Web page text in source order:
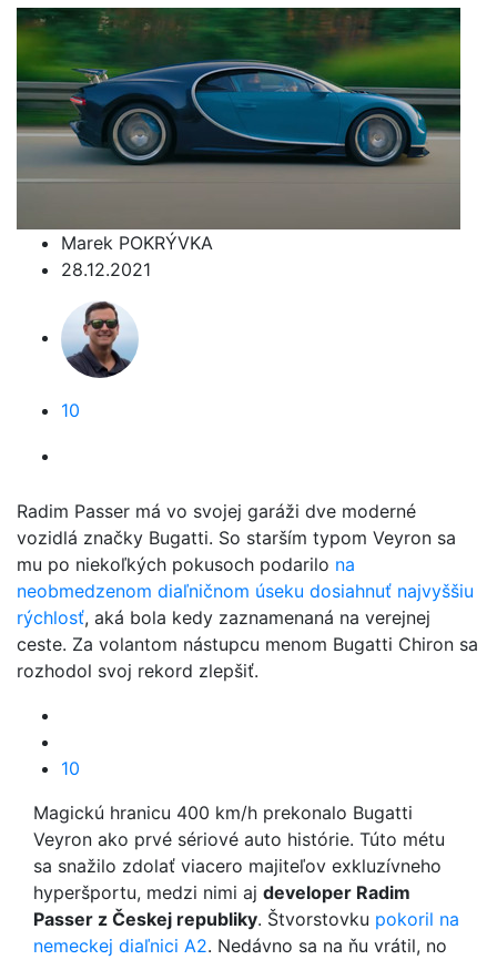
Marek POKRÝVKA
28.12.2021
10
Radim Passer má vo svojej garáži dve moderné
vozidlá značky Bugatti. So starším typom Veyron sa
mu po niekoľkých pokusoch podarilo na
neobmedzenom diaľničnom úseku dosiahnuť najvyššiu
rýchlosť, aká bola kedy zaznamenaná na verejnej
ceste. Za volantom nástupcu menom Bugatti Chiron sa
rozhodol svoj rekord zlepšiť.
10
Magickú hranicu 400 km/h prekonalo Bugatti
Veyron ako prvé sériové auto histórie. Túto métu
sa snažilo zdolať viacero majiteľov exkluzívneho
hyperšportu, medzi nimi aj developer Radim
Passer z Českej republiky. Štvorstovku pokoril na
nemeckej diaľnici A2. Nedávno sa na ňu vrátil, no